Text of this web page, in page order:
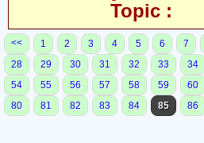
Topic :
<< 1 2 3 4 5 6 7
28
29 30 31 32 33 34
54
55 56 57 58 59 60
80
81 82 83 84 85 86